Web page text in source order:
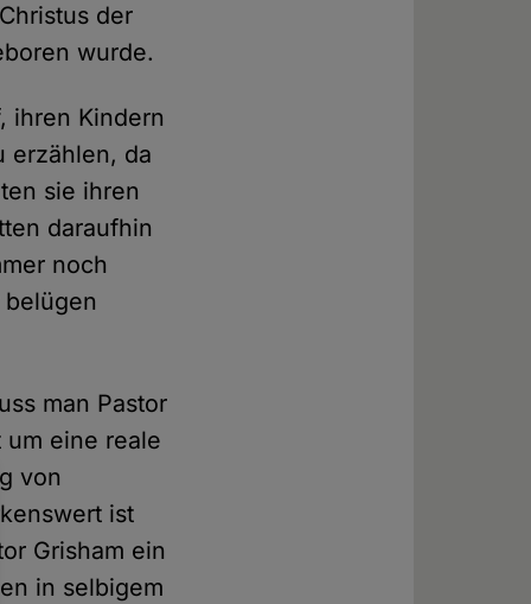
der
wurde.
ihren Kindern
erzählen, da
sie ihren
daraufhin
noch
man Pastor
um eine reale
von
ist
Grisham ein
in selbigem